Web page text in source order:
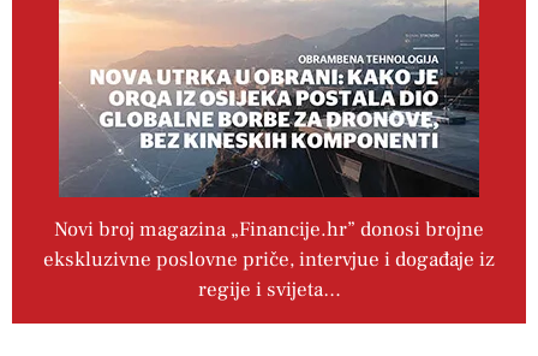
Novi broj magazina „Financije.hr” donosi brojne
ekskluzivne poslovne priče, intervjue i događaje iz
regije i svijeta…